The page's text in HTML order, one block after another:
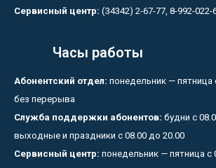
Сервисный центр: (34342) 2-67-77, 8-992-022-
Часы работы
Абонентский отдел: понедельник — пятница
без перерыва
Служба поддержки абонентов: будни с
выходные и праздники с 08.00 до 20.00
Сервисный центр: понедельник — пятница с